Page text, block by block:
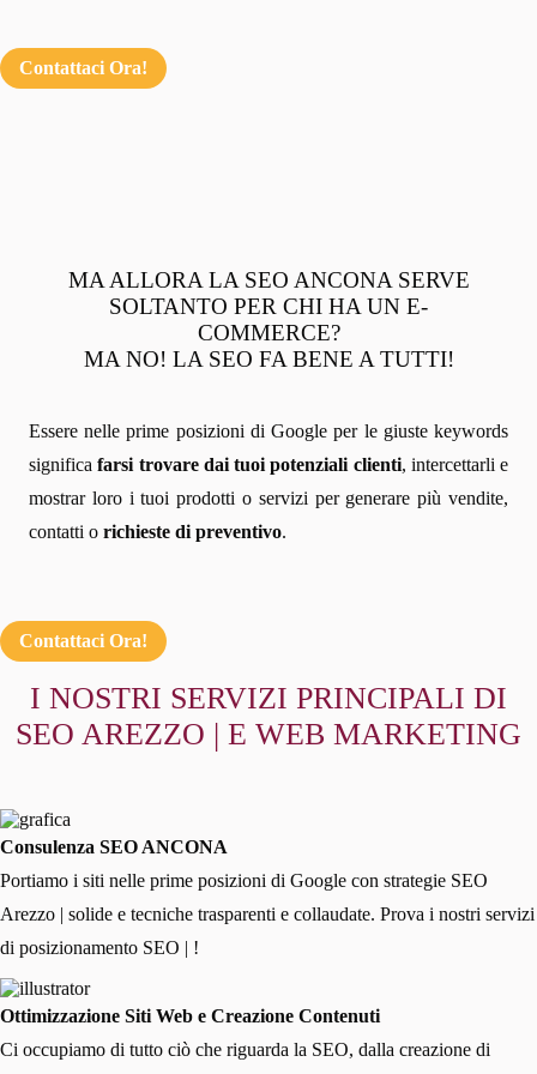
Contattaci Ora!
MA ALLORA LA SEO ANCONA SERVE
SOLTANTO PER CHI HA UN E-
COMMERCE?
MA NO! LA SEO FA BENE A TUTTI!
Essere nelle prime posizioni di Google per le giuste keywords
significafarsi trovare dai tuoi potenziali clienti, intercettarli e
mostrar loro i tuoi prodotti o servizi per generare più vendite,
contatti o richieste di preventivo.
Contattaci Ora!
I NOSTRI SERVIZI PRINCIPALI DI
SEO AREZZO | E WEB MARKETING
Consulenza SEO ANCONA
Portiamo i siti nelle prime posizioni di Google con strategie SEO
Arezzo | solide e tecniche trasparenti e collaudate. Prova i nostri servizi
di posizionamento SEO | !
Ottimizzazione Siti Web e Creazione Contenuti
Ci occupiamo di tutto ciò che riguarda la SEO, dalla creazione di